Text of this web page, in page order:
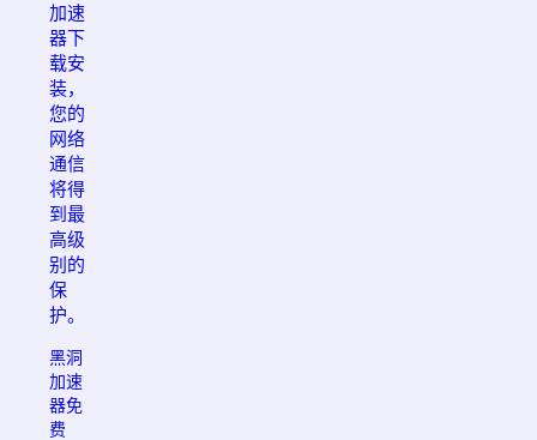
加速
器下
载安
装，
您的
网络
通信
将得
到最
高级
别的
保
护。
黑洞
加速
器免
费